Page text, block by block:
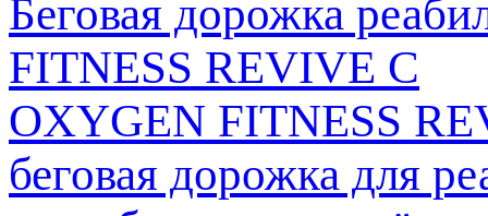
Беговая дорожка
FITNESS REVIVE C
OXYGEN FITNESS
беговая дорожка для